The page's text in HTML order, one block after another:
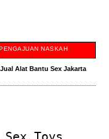
NASKAH
Alat Bantu Sex Jakarta